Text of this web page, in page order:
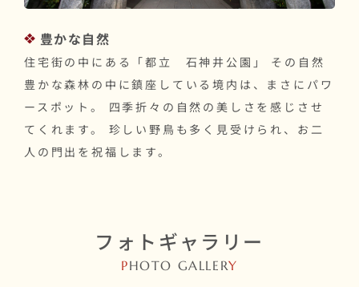
豊かな自然
住宅街の中にある「都立 石神井公園」 その自然
豊かな森林の中に鎮座している境内は、まさにパワ
ースポット。 四季折々の自然の美しさを感じさせ
てくれます。 珍しい野鳥も多く見受けられ、お二
人の門出を祝福します。
フォトギャラリー
PHOTO GALLERY